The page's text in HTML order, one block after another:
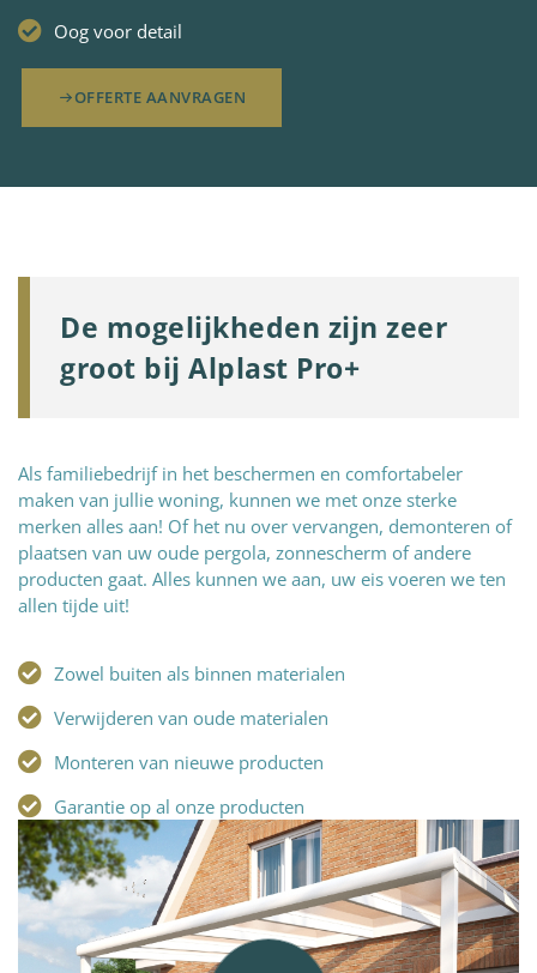
Oog voor detail
OFFERTE AANVRAGEN
De mogelijkheden zijn zeer
groot bij Alplast Pro+
Als familiebedrijf in het beschermen en comfortabeler
maken van jullie woning, kunnen we met onze sterke
merken alles aan! Of het nu over vervangen, demonteren of
plaatsen van uw oude pergola, zonnescherm of andere
producten gaat. Alles kunnen we aan, uw eis voeren we ten
allen tijde uit!
Zowel buiten als binnen materialen
Verwijderen van oude materialen
Monteren van nieuwe producten
Garantie op al onze producten